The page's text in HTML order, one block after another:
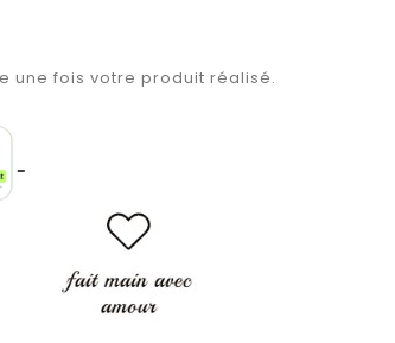
une fois votre produit réalisé.